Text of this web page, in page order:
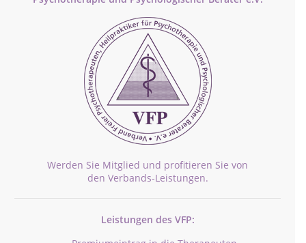
Werden Sie Mitglied und profitieren Sie von
den Verbands-Leistungen.
Leistungen des VFP: